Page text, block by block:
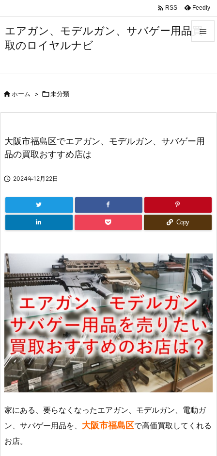
エアガン、モデルガン、サバゲー用品買
取のロイヤルナビ


前へ
次へ
 RSS Feedly
ホーム > 未分類
大阪市福島区でエアガン、モデルガン、サバゲー用
品の買取おすすめ店は
 2024年12月22日
Copy
家にある、要らなくなったエアガン、モデルガン、電動ガ
ン、サバゲー用品を、 大阪市福島区で高価買取してくれる
お店。